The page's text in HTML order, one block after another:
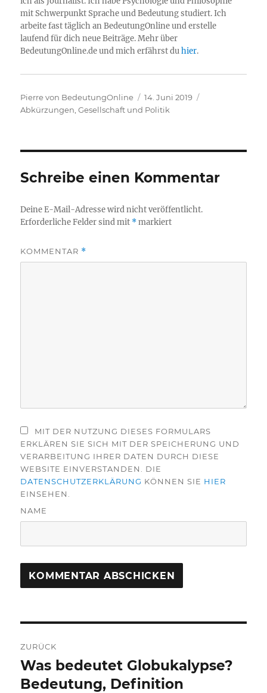
mit Schwerpunkt Sprache und Bedeutung studiert. Ich
arbeite fast täglich an BedeutungOnline und erstelle
laufend für dich neue Beiträge. Mehr über
BedeutungOnline.de und mich erfährst duhier.
Autor
Pierre von BedeutungOnline
Veröffentlicht
am
14. Juni 2019
Abkürzungen ,Gesellschaft und Politik
Schreibe einen Kommentar
Deine E-Mail-Adresse wird nicht veröffentlicht.
Erforderliche Felder sind mit *markiert
KOMMENTAR *
MIT DER NUTZUNG DIESES FORMULARS
ERKLÄREN SIE SICH MIT DER SPEICHERUNG UND
VERARBEITUNG IHRER DATEN DURCH DIESE
WEBSITE EINVERSTANDEN. DIE
DATENSCHUTZERKLÄRUNG KÖNNEN SIE HIER
EINSEHEN.
NAME
ZURÜCK
Vorheriger
Beitrag:
Was bedeutet Globukalypse?
Bedeutung, Definition